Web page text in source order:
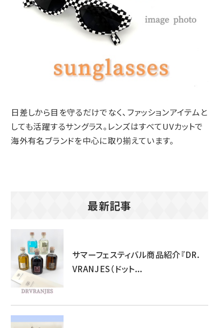
日差しから目を守るだけでなく、ファッションアイテムと
しても活躍するサングラス。レンズはすべてUVカットで
海外有名ブランドを中心に取り揃えています。
最新記事
サマーフェスティバル商品紹介『DR.
VRANJES（ドット...